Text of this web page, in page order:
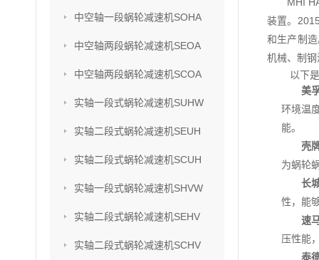
中空轴一段蜗轮减速机SOHA
中空轴两段蜗轮减速机SEOA
中空轴两段蜗轮减速机SCOA
实轴一段式蜗轮减速机SUHW
实轴二段式蜗轮减速机SEUH
实轴二段式蜗轮减速机SCUH
实轴一段式蜗轮减速机SHVW
实轴二段式蜗轮减速机SEHV
实轴二段式蜗轮减速机SCHV
装置。
和生产制
机械、制
以下
美
环境温
能。
壳
为蜗轮
长
性，能
速
压性能
泰